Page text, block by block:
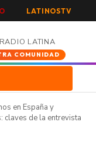
LATINOSTV
LATINA
COMUNIDAD
en España y
claves de la entrevista